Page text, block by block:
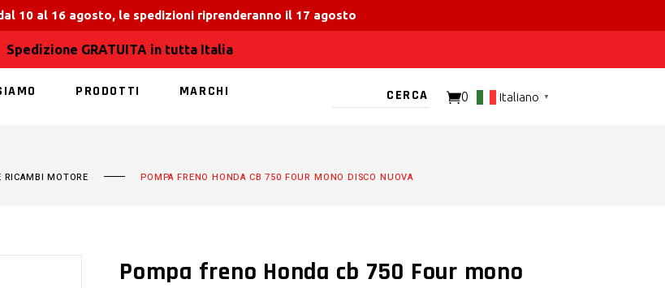
10 al 16 agosto, le spedizioni riprenderanno il 17 agosto
Spedizione GRATUITA in tutta Italia
PRODOTTI MARCHI 0 Italiano ▼
RICAMBI MOTORE POMPA FRENO HONDA CB 750 FOUR MONO DISCO NUOVA
Pompa freno Honda cb 750 Four mono